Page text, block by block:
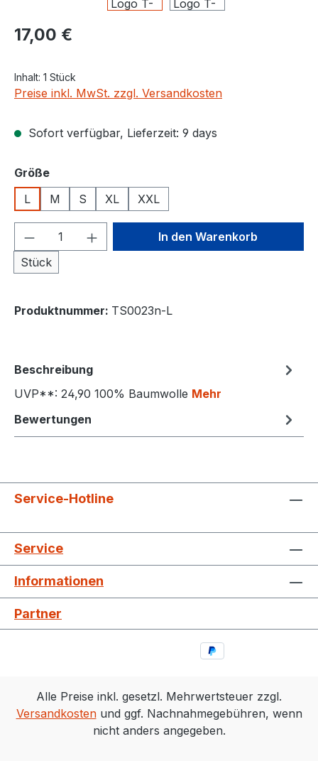
Regulärer Preis:
17,00 €
Inhalt: 1 Stück
Preise inkl. MwSt. zzgl. Versandkosten
Sofort verfügbar, Lieferzeit: 9 days
Größeauswählen
L
M S XL XXL
Produkt Anzahl: Gib den
Stück
In den Warenkorb
Produktnummer: TS0023n-L
Beschreibung
UVP**: 24,90 100% Baumwolle Mehr
Bewertungen
Service-Hotline
Service
Informationen
Partner
Alle Preise inkl. gesetzl. Mehrwertsteuer zzgl.
Versandkostenund ggf. Nachnahmegebühren, wenn
nicht anders angegeben.